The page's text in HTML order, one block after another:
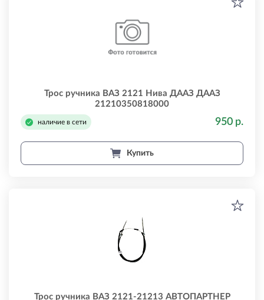
Трос ручника ВАЗ 2121 Нива ДААЗ ДААЗ
21210350818000
наличие в сети 950 р.
Купить
Трос ручника ВАЗ 2121-21213 АВТОПАРТНЕР